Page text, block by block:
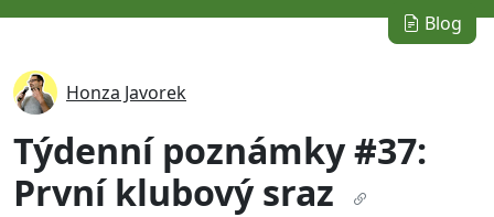
Blog
Honza Javorek
Týdenní poznámky #37:
První klubový sraz